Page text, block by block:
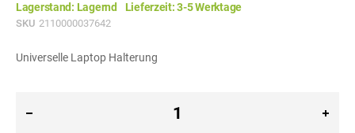
Lagerstand: Lagernd Lieferzeit: 3-5 Werktage
SKU 2110000037642
Universelle Laptop Halterung